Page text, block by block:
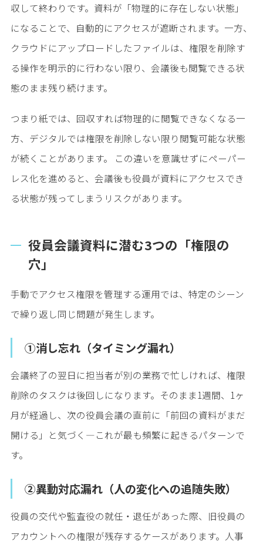
収して終わりです。資料が「物理的に存在しない状態」
になることで、自動的にアクセスが遮断されます。一方、
クラウドにアップロードしたファイルは、権限を削除す
る操作を明示的に行わない限り、会議後も閲覧できる状
態のまま残り続けます。
つまり紙では、回収すれば物理的に閲覧できなくなる一
方、デジタルでは権限を削除しない限り閲覧可能な状態
が続くことがあります。 この違いを意識せずにペーパー
レス化を進めると、会議後も役員が資料にアクセスでき
る状態が残ってしまうリスクがあります。
役員会議資料に潜む3つの「権限の
穴」
手動でアクセス権限を管理する運用では、特定のシーン
で繰り返し同じ問題が発生します。
①消し忘れ（タイミング漏れ）
会議終了の翌日に担当者が別の業務で忙しければ、権限
削除のタスクは後回しになります。そのまま1週間、1ヶ
月が経過し、次の役員会議の直前に「前回の資料がまだ
開ける」と気づく—これが最も頻繁に起きるパターンで
す。
②異動対応漏れ（人の変化への追随失敗）
役員の交代や監査役の就任・退任があった際、旧役員の
アカウントへの権限が残存するケースがあります。人事